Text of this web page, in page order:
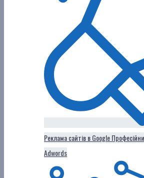
Реклама сайтів в Google
Adwords